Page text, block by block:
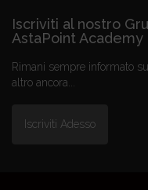
Iscriviti al nostro
AstaPoint Academy
Rimani sempre informato
altro ancora...
Iscriviti Adesso